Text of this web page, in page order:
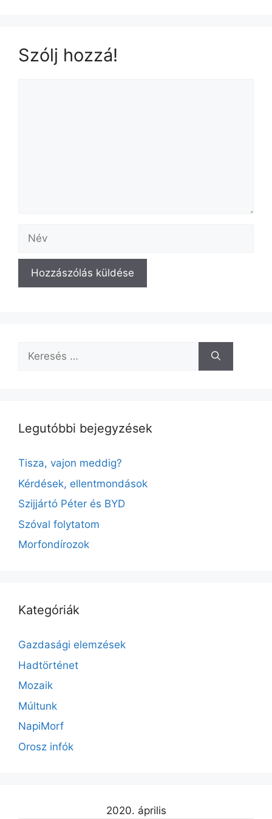
k
Szólj hozzá!
Név
i
:
Keresés:
Legutóbbi bejegyzések
Tisza, vajon meddig?
Kérdések, ellentmondások
Szijjártó Péter és BYD
Szóval folytatom
Morfondírozok
Kategóriák
Gazdasági elemzések
Hadtörténet
Mozaik
Múltunk
NapiMorf
Orosz infók
2020. április